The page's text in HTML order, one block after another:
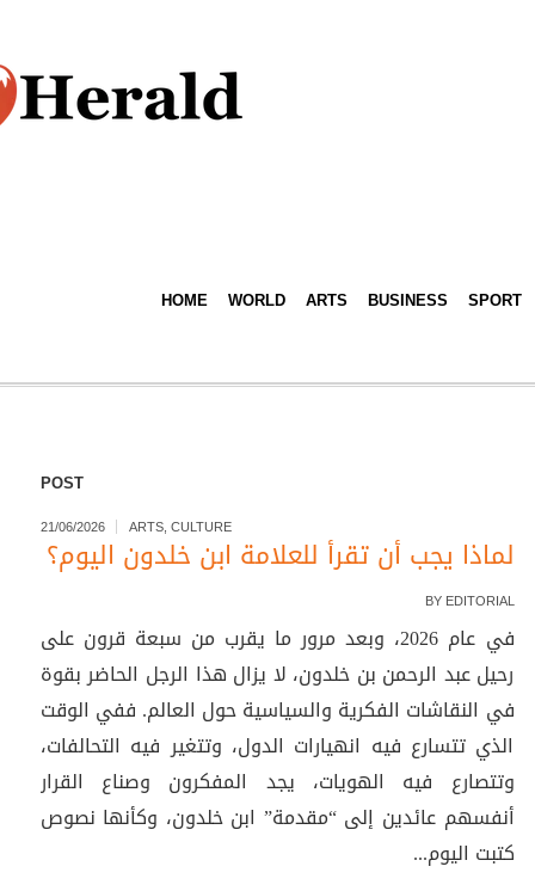
HOME WORLD ARTS BUSINESS SPORT
POST
21/06/2026 ARTS, CULTURE
لماذا يجب أن تقرأ للعلامة ابن خلدون اليوم؟
BY EDITORIAL
في عام 2026، وبعد مرور ما يقرب من سبعة قرون على
رحيل عبد الرحمن بن خلدون، لا يزال هذا الرجل الحاضر بقوة
في النقاشات الفكرية والسياسية حول العالم. ففي الوقت
الذي تتسارع فيه انهيارات الدول، وتتغير فيه التحالفات،
وتتصارع فيه الهويات، يجد المفكرون وصناع القرار
أنفسهم عائدين إلى “مقدمة” ابن خلدون، وكأنها نصوص
كتبت اليوم...